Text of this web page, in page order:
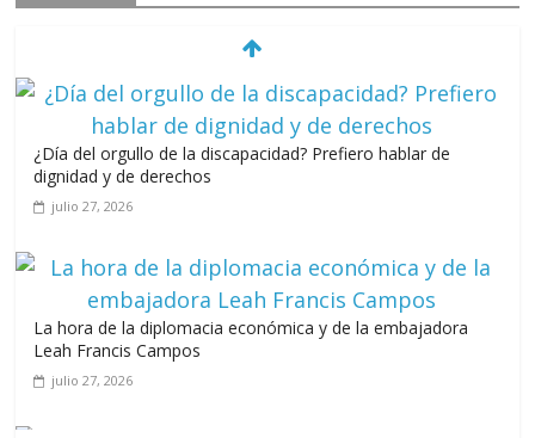
¿Día del orgullo de la discapacidad? Prefiero hablar de
dignidad y de derechos
julio 27, 2026
La hora de la diplomacia económica y de la embajadora
Leah Francis Campos
julio 27, 2026